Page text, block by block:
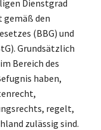
Dienstgrad
gemäß den
(BBG) und
Grundsätzlich
Bereich des
haben,
regelt,
zulässig sind.